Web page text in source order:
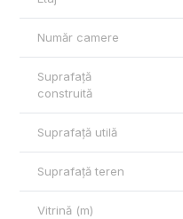
Număr camere
Suprafață
construită
Suprafață utilă
Suprafață teren
Vitrină (m)